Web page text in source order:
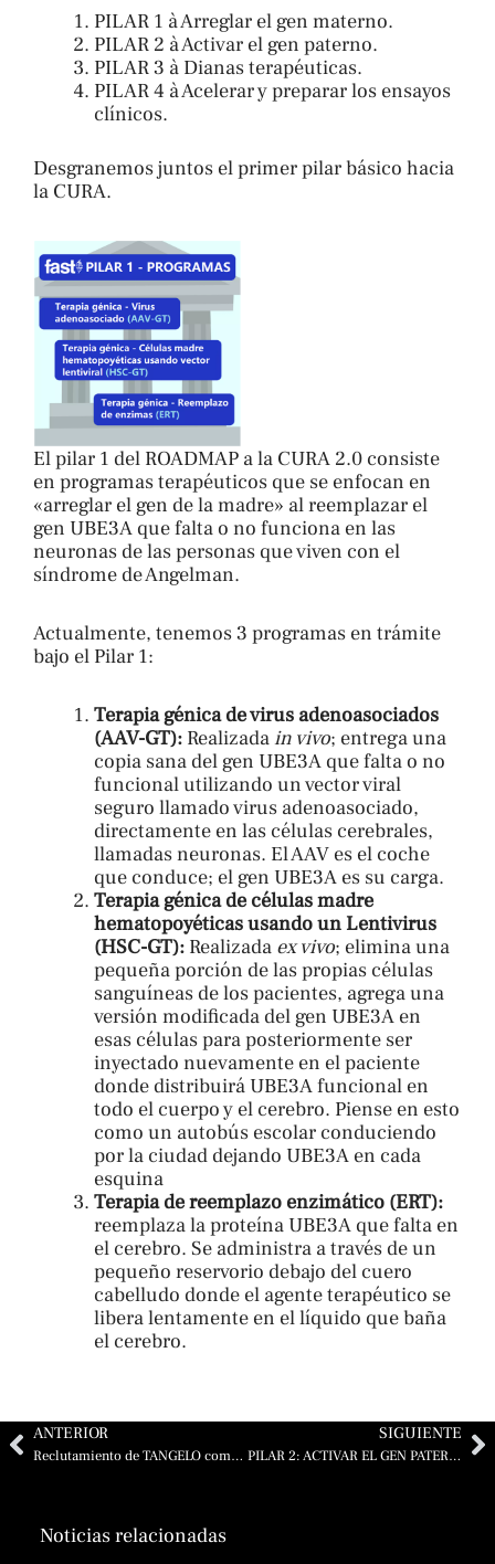
PILAR 1 à Arreglar el gen materno.
PILAR 2 à Activar el gen paterno.
PILAR 3 à Dianas terapéuticas.
PILAR 4 à Acelerar y preparar los ensayos
clínicos.
Desgranemos juntos el primer pilar básico hacia
la CURA.
El pilar 1 del ROADMAP a la CURA 2.0 consiste
en programas terapéuticos que se enfocan en
«arreglar el gen de la madre» al reemplazar el
gen UBE3A que falta o no funciona en las
neuronas de las personas que viven con el
síndrome de Angelman.
Actualmente, tenemos 3 programas en trámite
bajo el Pilar 1:
Terapia génica de virus adenoasociados
(AAV-GT):Realizadain vivo; entrega una
copia sana del gen UBE3A que falta o no
funcional utilizando un vector viral
seguro llamado virus adenoasociado,
directamente en las células cerebrales,
llamadas neuronas. El AAV es el coche
que conduce; el gen UBE3A es su carga.
Terapia génica de células madre
hematopoyéticas usando un Lentivirus
(HSC-GT):Realizada ex vivo; elimina una
pequeña porción de las propias células
sanguíneas de los pacientes, agrega una
versión modificada del gen UBE3A en
esas células para posteriormente ser
inyectado nuevamente en el paciente
donde distribuirá UBE3A funcional en
todo el cuerpo y el cerebro. Piense en esto
como un autobús escolar conduciendo
por la ciudad dejando UBE3A en cada
esquina
Terapia de reemplazo enzimático (ERT):
reemplaza la proteína UBE3A que falta en
el cerebro. Se administra a través de un
pequeño reservorio debajo del cuero
cabelludo donde el agente terapéutico se
libera lentamente en el líquido que baña
el cerebro.
AntANTERIOR
Reclutamiento de TANGELO completado y anuncio del estudio ALOGABAT
SIGUIENTE
PILAR 2: ACTIVAR EL GEN PATERNO
Noticias relacionadas